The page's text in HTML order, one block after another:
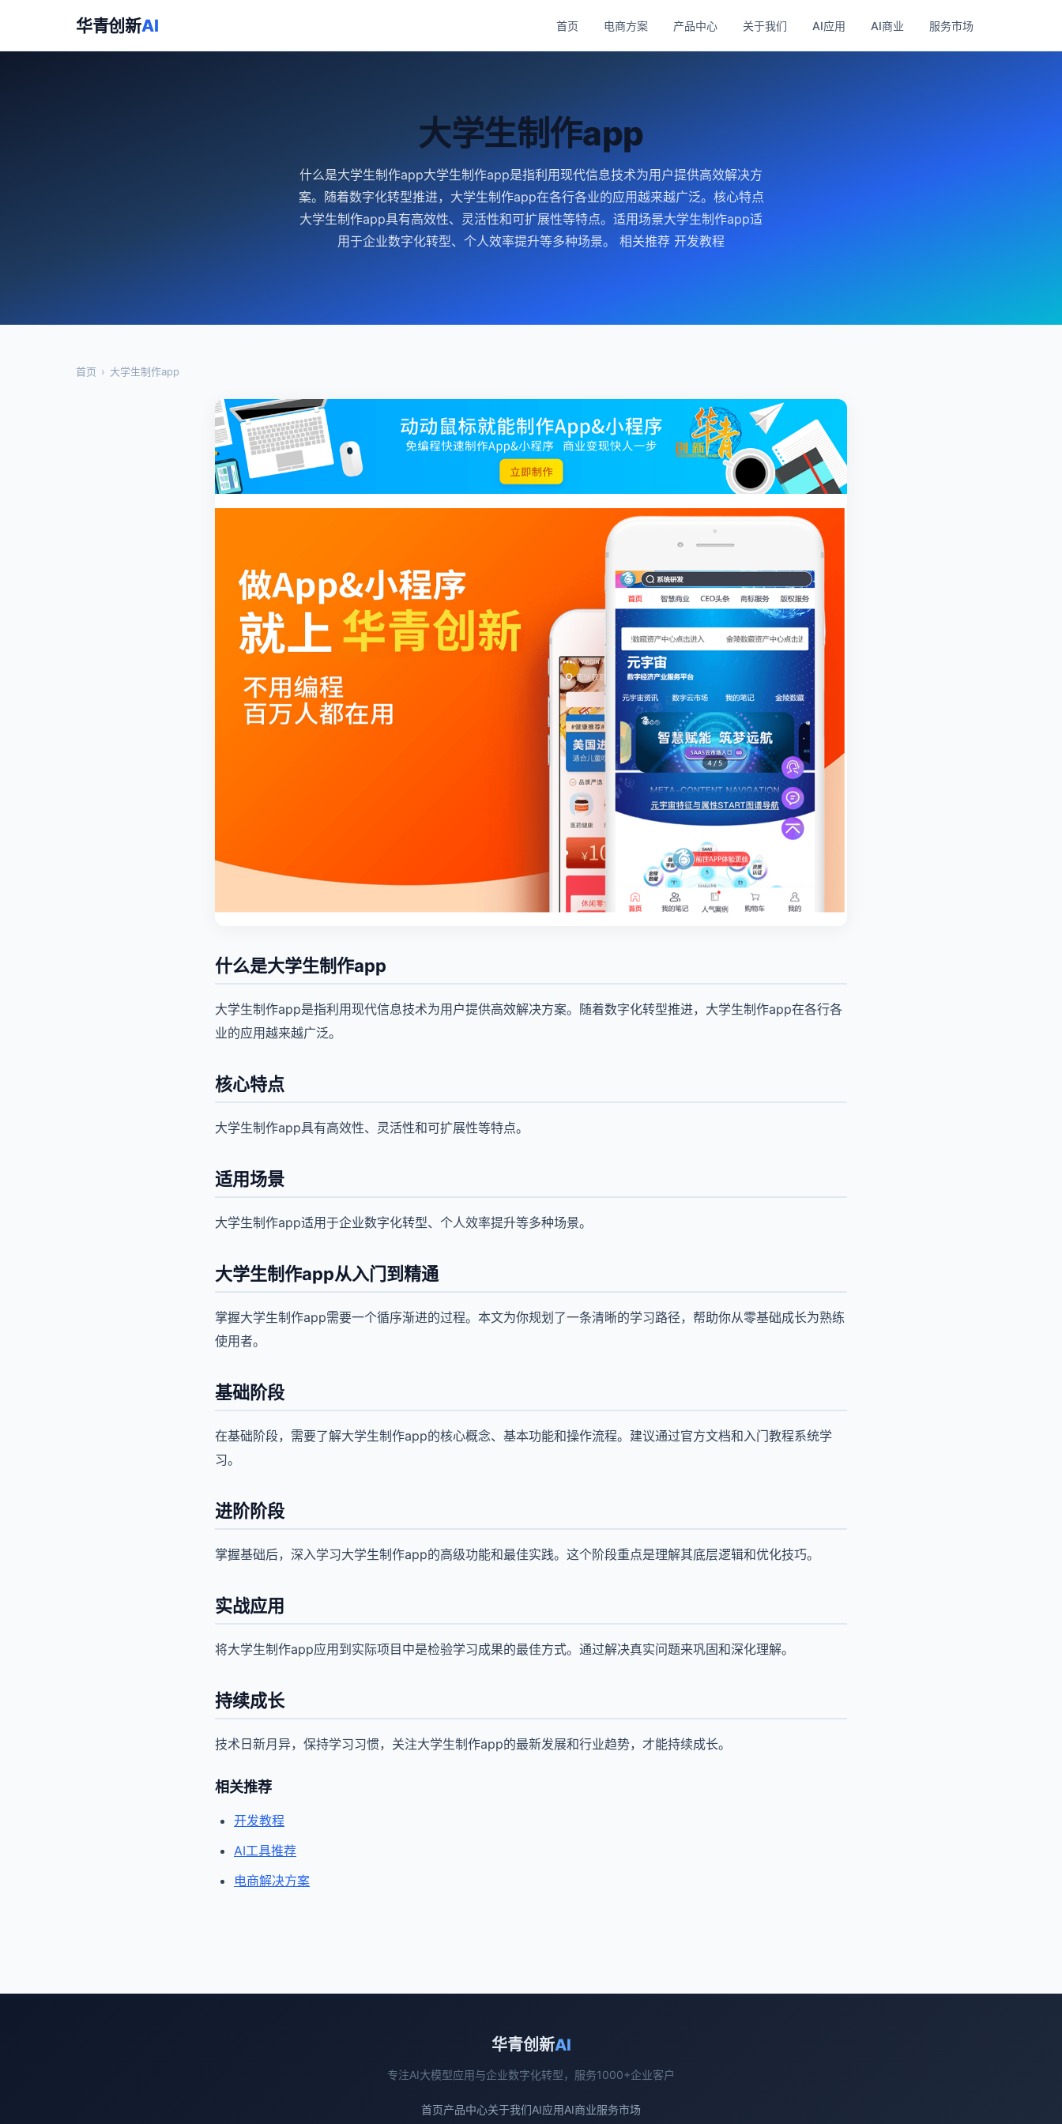
华青创新AI 首页 电商方案 产品中心 关于我们 AI应用 AI商业 服务市场
大学生制作app
什么是大学生制作app大学生制作app是指利用现代信息技术为用户提供高效解决方
案。随着数字化转型推进，大学生制作app在各行各业的应用越来越广泛。核心特点
大学生制作app具有高效性、灵活性和可扩展性等特点。适用场景大学生制作app适
用于企业数字化转型、个人效率提升等多种场景。 相关推荐 开发教程
首页 › 大学生制作app
什么是大学生制作app
大学生制作app是指利用现代信息技术为用户提供高效解决方案。随着数字化转型推进，大学生制作app在各行各
业的应用越来越广泛。
核心特点
大学生制作app具有高效性、灵活性和可扩展性等特点。
适用场景
大学生制作app适用于企业数字化转型、个人效率提升等多种场景。
大学生制作app从入门到精通
掌握大学生制作app需要一个循序渐进的过程。本文为你规划了一条清晰的学习路径，帮助你从零基础成长为熟练
使用者。
基础阶段
在基础阶段，需要了解大学生制作app的核心概念、基本功能和操作流程。建议通过官方文档和入门教程系统学
习。
进阶阶段
掌握基础后，深入学习大学生制作app的高级功能和最佳实践。这个阶段重点是理解其底层逻辑和优化技巧。
实战应用
将大学生制作app应用到实际项目中是检验学习成果的最佳方式。通过解决真实问题来巩固和深化理解。
持续成长
技术日新月异，保持学习习惯，关注大学生制作app的最新发展和行业趋势，才能持续成长。
相关推荐
开发教程
AI工具推荐
电商解决方案
华青创新AI
专注AI大模型应用与企业数字化转型，服务1000+企业客户
首页产品中心关于我们AI应用AI商业服务市场